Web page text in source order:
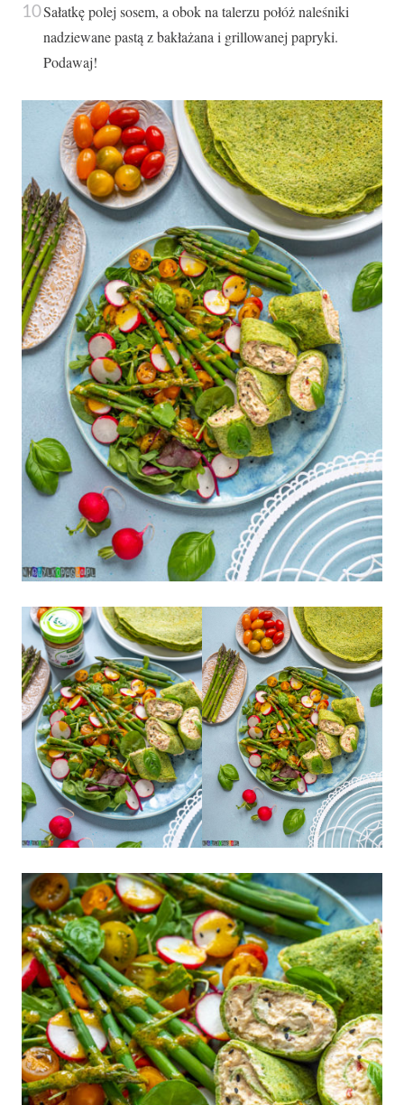
Sałatkę polej sosem, a obok na talerzu połóż naleśniki
nadziewane pastą z bakłażana i grillowanej papryki.
Podawaj!